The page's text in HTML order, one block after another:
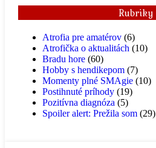
Rubriky
Atrofia pre amatérov(6)
Atrofička o aktualitách(10)
Bradu hore(60)
Hobby s hendikepom(7)
Momenty plné SMAgie(10)
Postihnuté príhody(19)
Pozitívna diagnóza(5)
Spoiler alert: Prežila som(29)